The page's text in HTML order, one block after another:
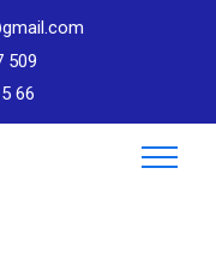
509
66